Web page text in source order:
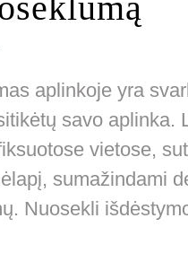
aplinkoje yra
savo aplinka.
vietose,
sumažindami
Nuosekli